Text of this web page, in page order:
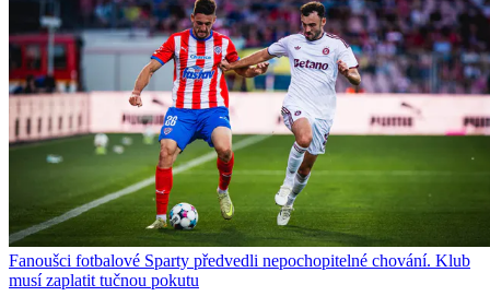
Fanoušci fotbalové Sparty předvedli nepochopitelné chování. Klub
musí zaplatit tučnou pokutu